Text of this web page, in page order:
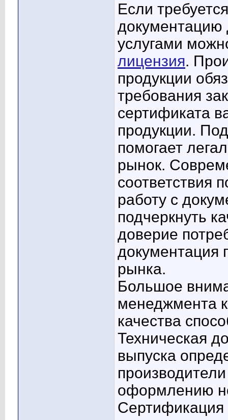
Если
документацию
услугами
лицензия.
продукции
требования
сертификата
продукции.
помогает
рынок.
соответствия
работу с
подчеркнуть
доверие
документация
рынка.
Большое
менеджмента
качества
Техническая
выпуска
оформлению
Сертификация